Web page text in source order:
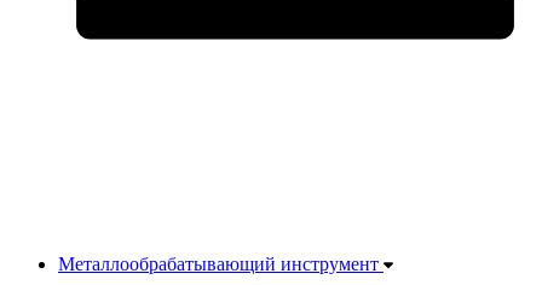
Металлообрабатывающий инструмент